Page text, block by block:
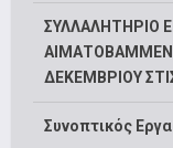
ΣΥΛΛΑΛΗΤΗΡΙΟ
ΔΕΚΕΜΒΡΙΟΥ
Συνοπτικός